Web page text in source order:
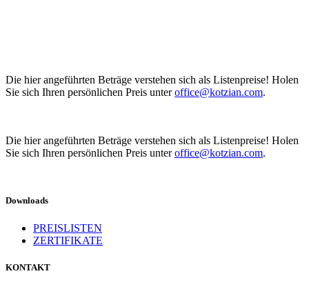
Die hier angeführten Beträge verstehen sich als Listenpreise! Holen
Sie sich Ihren persönlichen Preis unteroffice@kotzian.com.
Die hier angeführten Beträge verstehen sich als Listenpreise! Holen
Sie sich Ihren persönlichen Preis unteroffice@kotzian.com.
Downloads
PREISLISTEN
ZERTIFIKATE
KONTAKT